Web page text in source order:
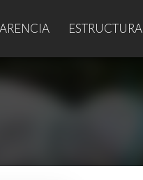
ESTRUCTURA